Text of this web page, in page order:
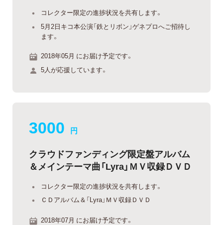
コレクター限定の進捗状況を共有します。
5月2日キコ本公演「鉄とリボン」ゲネプロへご招待し
ます。
2018年05月 にお届け予定です。
5人が応援しています。
3000 円
クラウドファンディング限定盤アルバム
＆メインテーマ曲「Lyra」ＭＶ収録ＤＶＤ
コレクター限定の進捗状況を共有します。
ＣＤアルバム＆「Lyra」ＭＶ収録ＤＶＤ
2018年07月 にお届け予定です。